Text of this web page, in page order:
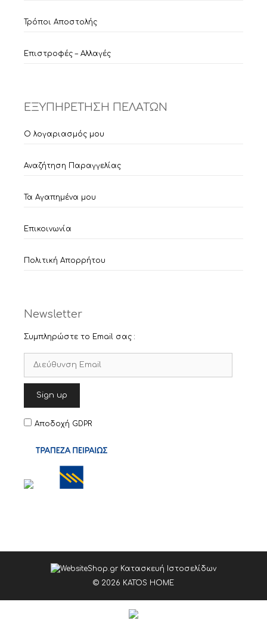
Τρόποι Αποστολής
Επιστροφές – Αλλαγές
ΕΞΥΠΗΡΕΤΗΣΗ ΠΕΛΑΤΩΝ
Ο λογαριασμός μου
Αναζήτηση Παραγγελίας
Τα Αγαπημένα μου
Επικοινωνία
Πολιτική Απορρήτου
Newsletter
Συμπληρώστε το Email σας :
Αποδοχή GDPR
© 2026 KATOS HOME